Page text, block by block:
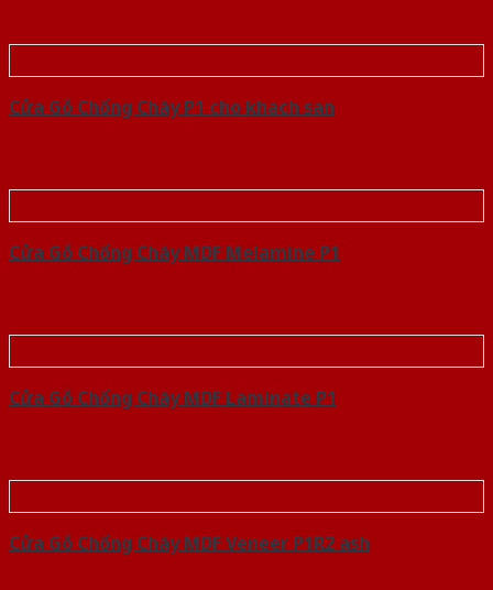
Cửa Gỗ Chống Cháy P1 cho khach san
Cửa Gỗ Chống Cháy MDF Melamine P1
Cửa Gỗ Chống Cháy MDF Laminate P1
Cửa Gỗ Chống Cháy MDF Veneer P1R2 ash